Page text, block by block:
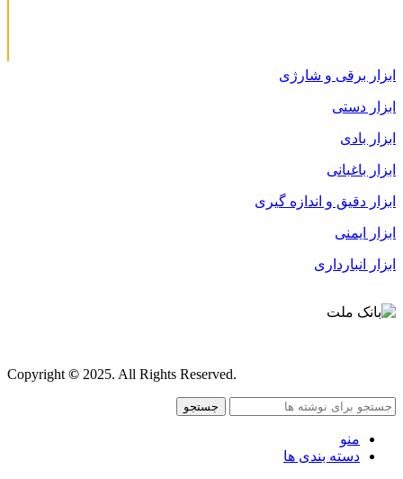
ابزار برقی و شارژی
ابزار دستی
ابزار بادی
ابزار باغبانی
ابزار دقیق و اندازه گیری
ابزار ایمنی
ابزار انبارداری
Copyright © 2025. All Rights Reserved.
جستجو
منو
دسته بندی ها